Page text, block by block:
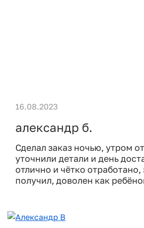
александр б.
Сделал заказ ночью, утром
уточнили детали и день
отлично и чётко отработано,
получил, доволен как
16.08.2023